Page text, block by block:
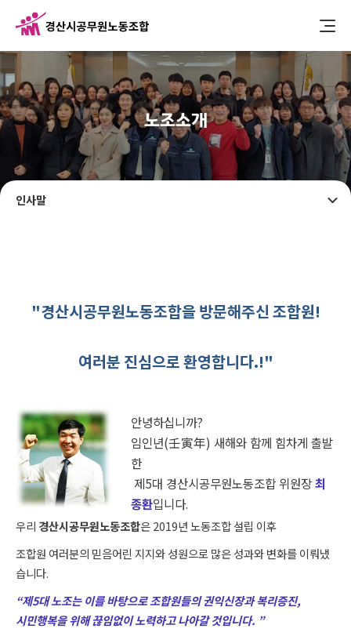
노조소개
인사말
"경산시공무원노동조합을 방문해주신 조합원!
여러분 진심으로 환영합니다.!"
안녕하십니까?
임인년(壬寅年) 새해와 함께 힘차게 출발
한
제5대 경산시공무원노동조합 위원장최
종환입니다.
우리 경산시공무원노동조합은 2019년 노동조합 설립 이후
조합원 여러분의 믿음어린 지지와 성원으로 많은 성과와 변화를 이뤄냈
습니다.
“제5대 노조는 이를 바탕으로 조합원들의 권익신장과 복리증진,
시민행복을 위해 끊임없이 노력하고 나아갈 것입니다. ”